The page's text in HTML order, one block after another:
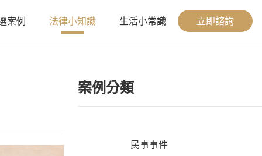
案例 法律小知識 生活小常識 立即諮詢
案例分類
民事事件